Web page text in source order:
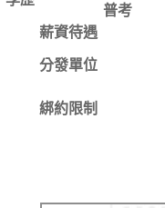
普考
薪資待遇
分發單位
綁約限制